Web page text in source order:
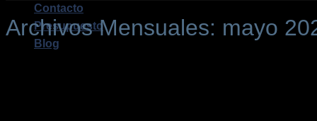
Contacto
Presupuesto
Blog
Archivos Mensuales: mayo